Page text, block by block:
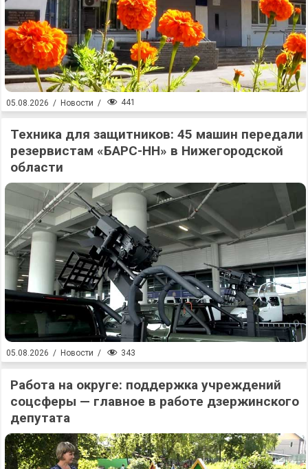
05.08.2026 / Новости / 441
Техника для защитников: 45 машин передали
резервистам «БАРС-НН» в Нижегородской
области
05.08.2026 / Новости / 343
Работа на округе: поддержка учреждений
соцсферы — главное в работе дзержинского
депутата